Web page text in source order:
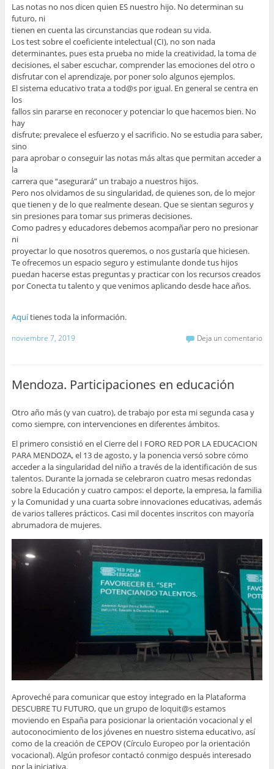
Las notas no nos dicen quien ES nuestro hijo. No determinan su
futuro, ni
tienen en cuenta las circunstancias que rodean su vida.
Los test sobre el coeficiente intelectual (CI), no son nada
determinantes, pues esta prueba no mide la creatividad, la toma de
decisiones, el saber escuchar, comprender las emociones del otro o
disfrutar con el aprendizaje, por poner solo algunos ejemplos.
El sistema educativo trata a tod@s por igual. En general se centra en
los
fallos sin pararse en reconocer y potenciar lo que hacemos bien. No
hay
disfrute; prevalece el esfuerzo y el sacrificio. No se estudia para saber,
sino
para aprobar o conseguir las notas más altas que permitan acceder a
la
carrera que “asegurará” un trabajo a nuestros hijos.
Pero nos olvidamos de su singularidad, de quienes son, de lo mejor
que tienen y de lo que realmente desean. Que se sientan seguros y
sin presiones para tomar sus primeras decisiones.
Como padres y educadores debemos acompañar pero no presionar
ni
proyectar lo que nosotros queremos, o nos gustaría que hiciesen.
Te ofrecemos un espacio seguro y estimulante donde tus hijos
puedan hacerse estas preguntas y practicar con los recursos creados
por Conecta tu talento y que venimos aplicando desde hace años.
Aquítienes toda la información.
noviembre 7, 2019 Deja un comentario
Mendoza. Participaciones en educación
Otro año más (y van cuatro), de trabajo por esta mi segunda casa y
como siempre, con intervenciones en diferentes ámbitos.
El primero consistió en el Cierre del I FORO RED POR LA EDUCACION
PARA MENDOZA, el 13 de agosto, y la ponencia versó sobre cómo
acceder a la singularidad del niño a través de la identificación de sus
talentos. Durante la jornada se celebraron cuatro mesas redondas
sobre la Educación y cuatro campos: el deporte, la empresa, la familia
y la Comunidad y una cuarta sobre innovaciones educativas, además
de varios talleres prácticos. Casi mil docentes inscritos con mayoría
abrumadora de mujeres.
Aproveché para comunicar que estoy integrado en la Plataforma
DESCUBRE TU FUTURO, que un grupo de loquit@s estamos
moviendo en España para posicionar la orientación vocacional y el
autoconocimiento de los jóvenes en nuestro sistema educativo, así
como de la creación de CEPOV (Círculo Europeo por la orientación
vocacional). Algún profesor contactó conmigo después interesado
por la iniciativa.